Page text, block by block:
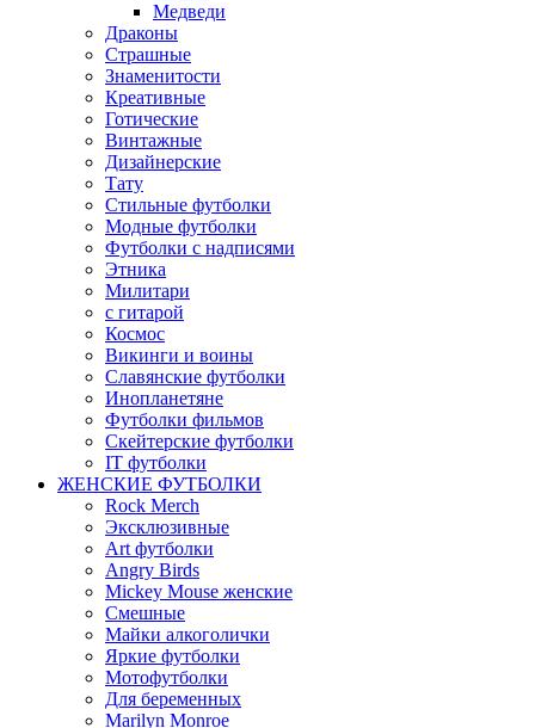
Медведи
Драконы
Страшные
Знаменитости
Креативные
Готические
Винтажные
Дизайнерские
Тату
Стильные футболки
Модные футболки
Футболки с надписями
Этника
Милитари
с гитарой
Космос
Викинги и воины
Славянские футболки
Инопланетяне
Футболки фильмов
Скейтерские футболки
IT футболки
ЖЕНСКИЕ ФУТБОЛКИ
Rock Merch
Эксклюзивные
Art футболки
Angry Birds
Mickey Mouse женские
Смешные
Майки алкоголички
Яркие футболки
Мотофутболки
Для беременных
Marilyn Monroe